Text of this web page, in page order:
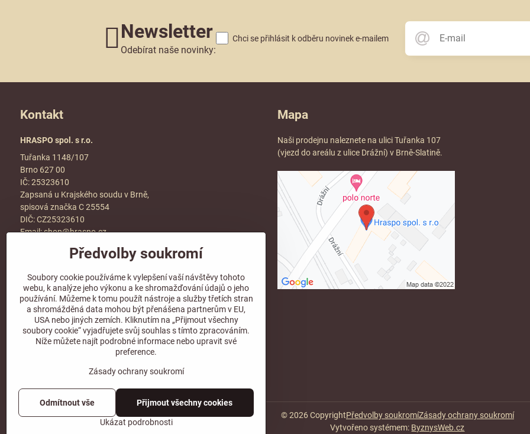
Newsletter
Odebírat naše novinky:
Chci se přihlásit k odběru novinek e-mailem
Kontakt
HRASPO spol. s r.o.
Tuřanka 1148/107
Brno 627 00
IČ: 25323610
Zapsaná u Krajského soudu v Brně,
spisová značka C 25554
DIČ: CZ25323610
Email:shop@hraspo.cz
Obchodní podmínky
Více info v sekcikontakt
Sledujte naše sociální sítě!
Mapa
Naši prodejnu naleznete na ulici Tuřanka 107
(vjezd do areálu z ulice Drážní) v Brně-Slatině.
©2026CopyrightPředvolby soukromíZásady ochrany soukromí
Vytvořeno systémem: ByznysWeb.cz
Předvolby soukromí
Soubory cookie používáme k vylepšení vaší návštěvy tohoto
webu, k analýze jeho výkonu a ke shromažďování údajů o jeho
používání. Můžeme k tomu použít nástroje a služby třetích stran
a shromážděná data mohou být přenášena partnerům v EU,
USA nebo jiných zemích. Kliknutím na „Přijmout všechny
soubory cookie“ vyjadřujete svůj souhlas s tímto zpracováním.
Níže můžete najít podrobné informace nebo upravit své
preference.
Zásady ochrany soukromí
Ukázat podrobnosti
Přijmout všechny cookies
Odmítnout vše